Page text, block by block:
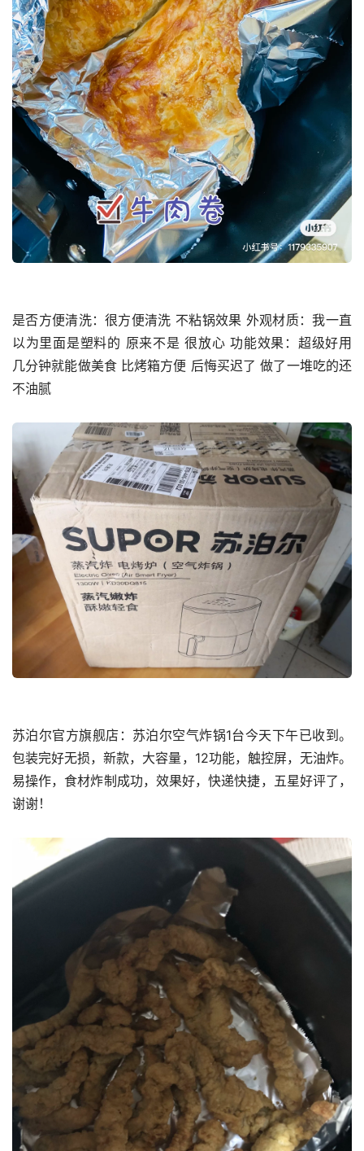
是否方便清洗：很方便清洗 不粘锅效果 外观材质：我一直
以为里面是塑料的 原来不是 很放心 功能效果：超级好用
几分钟就能做美食 比烤箱方便 后悔买迟了 做了一堆吃的还
不油腻
苏泊尔官方旗舰店：苏泊尔空气炸锅1台今天下午已收到。
包装完好无损，新款，大容量，12功能，触控屏，无油炸。
易操作，食材炸制成功，效果好，快递快捷，五星好评了，
谢谢！